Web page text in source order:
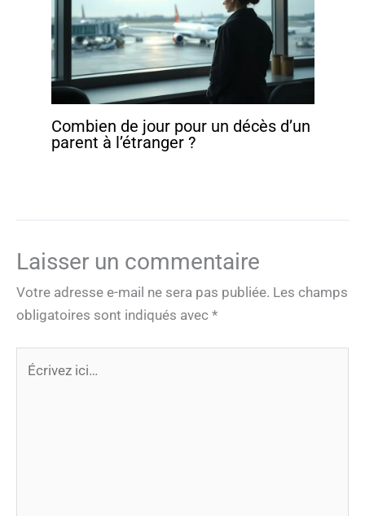
Combien de jour pour un décès d’un
parent à l’étranger ?
Laisser un commentaire
Votre adresse e-mail ne sera pas publiée. Les champs
obligatoires sont indiqués avec *
ici…